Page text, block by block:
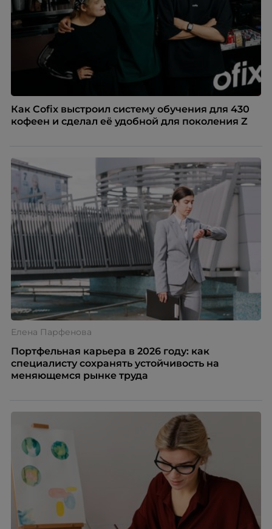
Как Cofix выстроил систему обучения для 430
кофеен и сделал её удобной для поколения Z
Елена Парфенова
Портфельная карьера в 2026 году: как
специалисту сохранять устойчивость на
меняющемся рынке труда